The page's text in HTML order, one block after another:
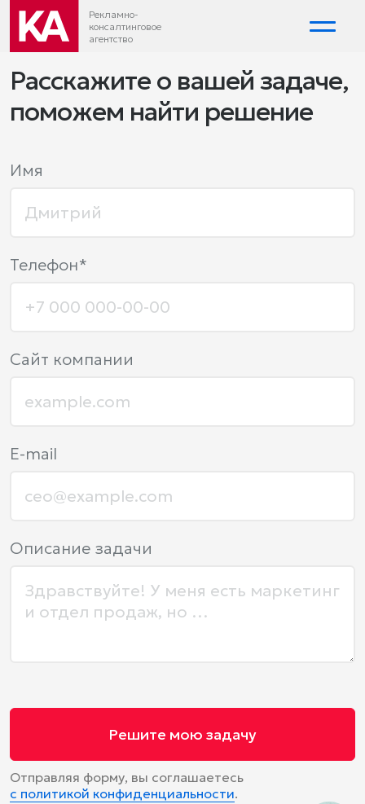
Рекламно-
консалтинговое
агентство
Расскажите о вашей задаче,
поможем найти решение
Описание задачи
Имя
Телефон*
Сайт компании
E-mail
Решите мою задачу
Отправляя форму, вы соглашаетесь
с политикой конфиденциальности.